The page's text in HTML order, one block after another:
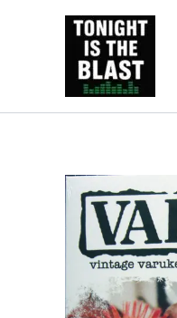
contenido